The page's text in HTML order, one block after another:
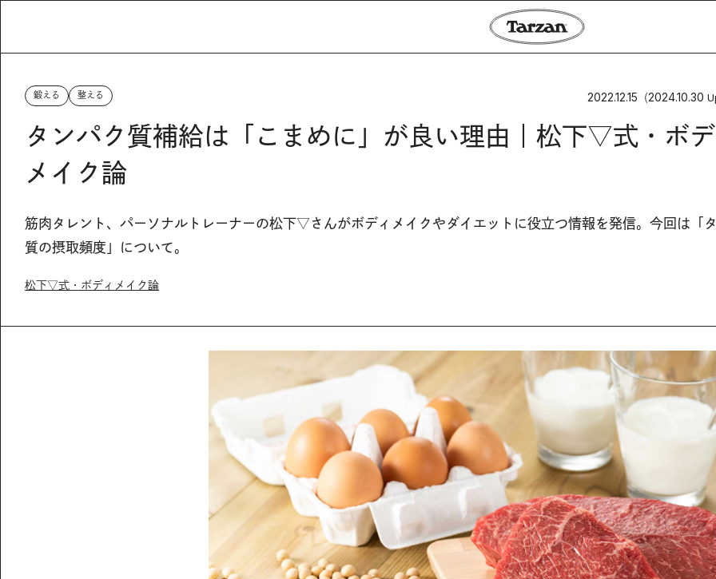
鍛える 整える 2022.12.15 （2024.10.30
タンパク質補給は「こまめに」が良い理由｜松下▽式・ボデ
メイク論
筋肉タレント、パーソナルトレーナーの松下▽さんがボディメイクやダイエットに役立つ情報を発信。今回は「
質の摂取頻度」について。
松下▽式・ボディメイク論